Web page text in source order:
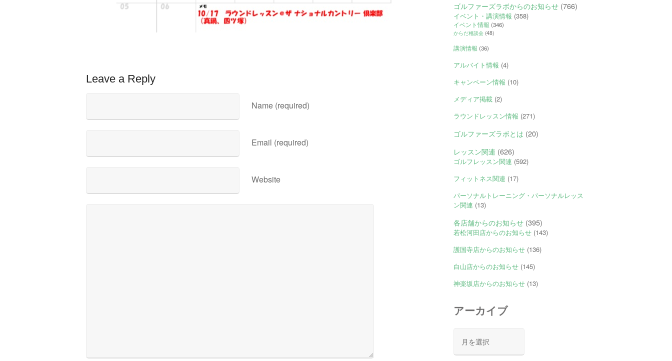
Leave a Reply
Name (required)
Email (required)
Website
ゴルファーズラボからのお知らせ (766)
イベント・講演情報 (358)
イベント情報 (346)
からだ相談会 (48)
講演情報 (36)
アルバイト情報 (4)
キャンペーン情報 (10)
メディア掲載 (2)
ラウンドレッスン情報 (271)
ゴルファーズラボとは (20)
レッスン関連 (626)
ゴルフレッスン関連 (592)
フィットネス関連 (17)
パーソナルトレーニング・パーソナルレッス
ン関連 (13)
各店舗からのお知らせ (395)
若松河田店からのお知らせ (143)
護国寺店からのお知らせ (136)
白山店からのお知らせ (145)
神楽坂店からのお知らせ (13)
アーカイブ
カ